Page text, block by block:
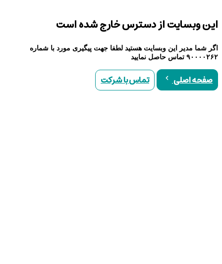
این وبسایت از دسترس خارج شده است
اگر شما مدیر این وبسایت هستید لطفا جهت پیگیری مورد با شماره
۹۰۰۰۰۲۶۲ تماس حاصل نمایید
صفحه اصلی تماس با شرکت